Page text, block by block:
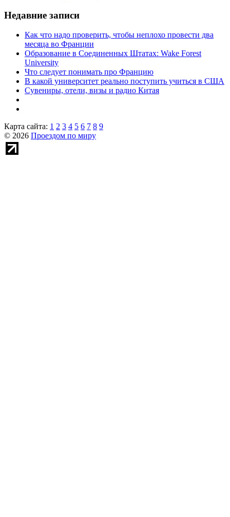
Недавние записи
Как что надо проверить, чтобы неплохо провести два
месяца во Франции
Образование в Соединенных Штатах: Wake Forest
University
Что следует понимать про Францию
В какой университет реально поступить учиться в США
Сувениры, отели, визы и радио Китая
Карта сайта: 1 2 3 4 5 6 7 8 9
© 2026 Проездом по миру